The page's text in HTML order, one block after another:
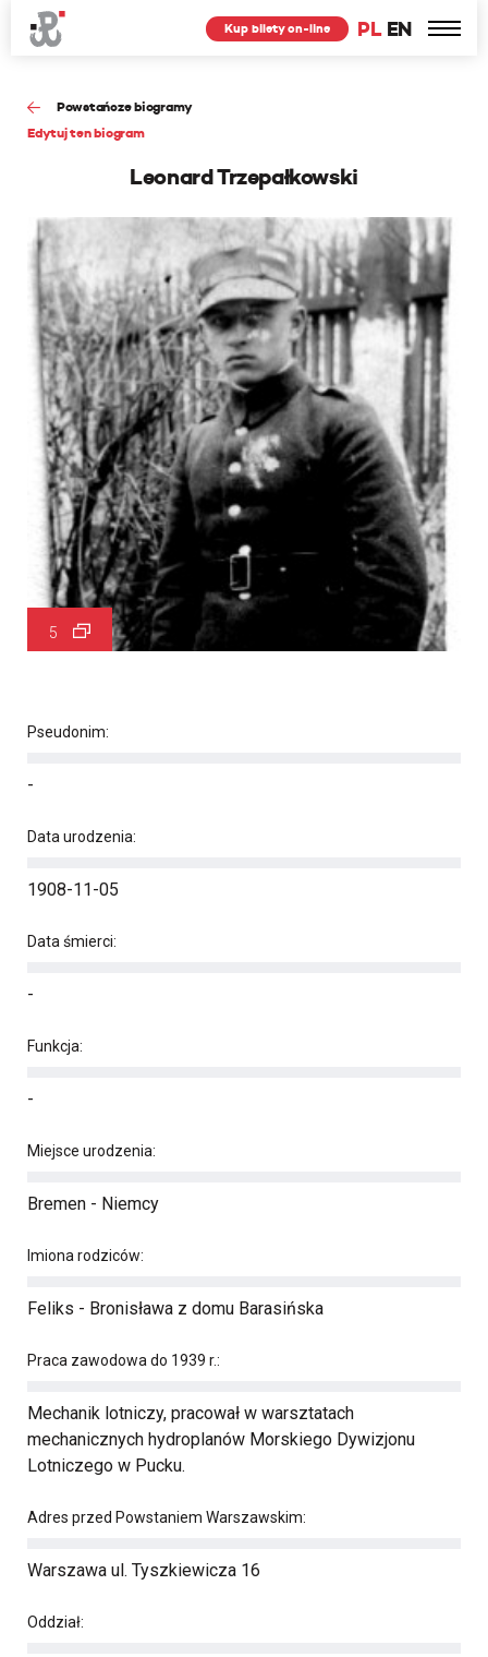
PL EN
Kup bilety on-line
Powstańcze biogramy
Edytuj ten biogram
Leonard Trzepałkowski
5
Pseudonim:
-
Data urodzenia:
1908-11-05
Data śmierci:
-
Funkcja:
-
Miejsce urodzenia:
Bremen - Niemcy
Imiona rodziców:
Feliks - Bronisława z domu Barasińska
Praca zawodowa do 1939 r.:
Mechanik lotniczy, pracował w warsztatach
mechanicznych hydroplanów Morskiego Dywizjonu
Lotniczego w Pucku.
Adres przed Powstaniem Warszawskim:
Warszawa ul. Tyszkiewicza 16
Oddział: